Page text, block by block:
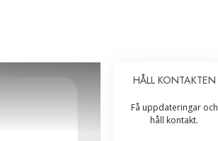
Integritet och ärlighet
Äktenskap
Den emotionella Tonskalan
HÅLL KONTAKTEN
Få uppdateringar och
håll kontakt.